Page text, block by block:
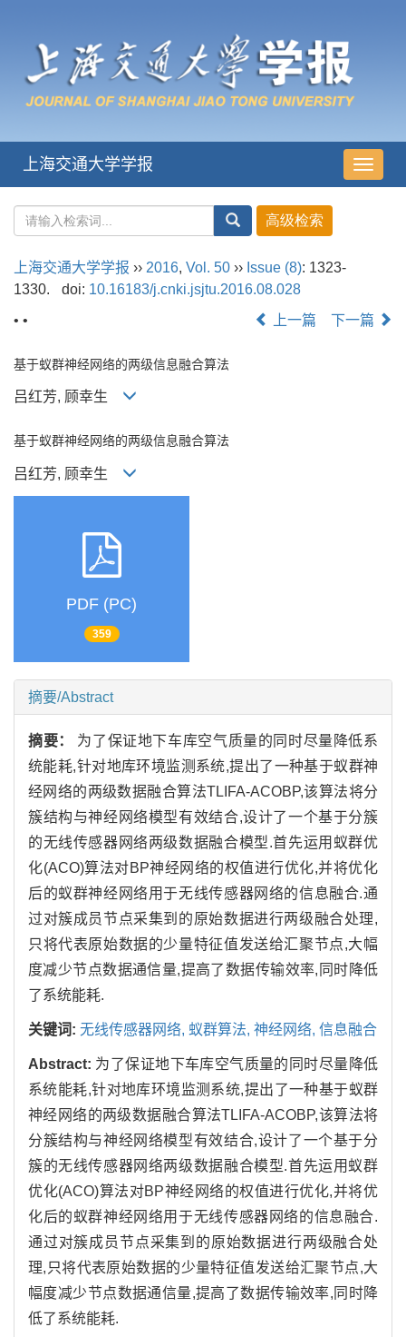
导
航
上海交通大学学报
上海交通大学学报 ›› 2016, Vol. 50 ›› Issue (8): 1323-
1330.
doi: 10.16183/j.cnki.jsjtu.2016.08.028
• •
上一篇 下一篇
基于蚁群神经网络的两级信息融合算法
吕红芳, 顾幸生
基于蚁群神经网络的两级信息融合算法
吕红芳, 顾幸生
PDF (PC)
359
摘要/Abstract
摘要： 为了保证地下车库空气质量的同时尽量降低系
统能耗,针对地库环境监测系统,提出了一种基于蚁群神
经网络的两级数据融合算法TLIFA-ACOBP,该算法将分
簇结构与神经网络模型有效结合,设计了一个基于分簇
的无线传感器网络两级数据融合模型.首先运用蚁群优
化(ACO)算法对BP神经网络的权值进行优化,并将优化
后的蚁群神经网络用于无线传感器网络的信息融合.通
过对簇成员节点采集到的原始数据进行两级融合处理,
只将代表原始数据的少量特征值发送给汇聚节点,大幅
度减少节点数据通信量,提高了数据传输效率,同时降低
了系统能耗.
关键词: 无线传感器网络, 蚁群算法, 神经网络, 信息融合
Abstract: 为了保证地下车库空气质量的同时尽量降低
系统能耗,针对地库环境监测系统,提出了一种基于蚁群
神经网络的两级数据融合算法TLIFA-ACOBP,该算法将
分簇结构与神经网络模型有效结合,设计了一个基于分
簇的无线传感器网络两级数据融合模型.首先运用蚁群
优化(ACO)算法对BP神经网络的权值进行优化,并将优
化后的蚁群神经网络用于无线传感器网络的信息融合.
通过对簇成员节点采集到的原始数据进行两级融合处
理,只将代表原始数据的少量特征值发送给汇聚节点,大
幅度减少节点数据通信量,提高了数据传输效率,同时降
低了系统能耗.